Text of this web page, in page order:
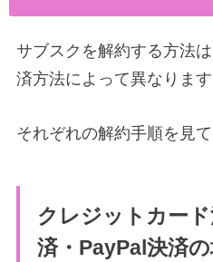
サブスクを解約する方法
済方法によって異なります
それぞれの解約手順を見て
クレジットカー
済・PayPal決済